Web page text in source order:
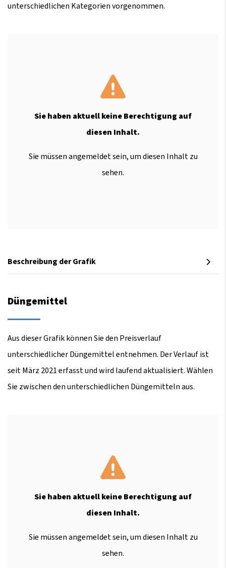
unterschiedlichen Kategorien vorgenommen.
Sie haben aktuell keine Berechtigung auf
diesen Inhalt.
Sie müssen angemeldet sein, um diesen Inhalt zu
sehen.
Beschreibung der Grafik
Düngemittel
Aus dieser Grafik können Sie den Preisverlauf
unterschiedlicher Düngemittel entnehmen. Der Verlauf ist
seit März 2021 erfasst und wird laufend aktualisiert. Wählen
Sie zwischen den unterschiedlichen Düngemitteln aus.
Sie haben aktuell keine Berechtigung auf
diesen Inhalt.
Sie müssen angemeldet sein, um diesen Inhalt zu
sehen.